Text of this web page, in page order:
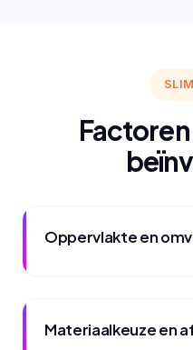
Oppervlakte en
Materiaalkeuze en